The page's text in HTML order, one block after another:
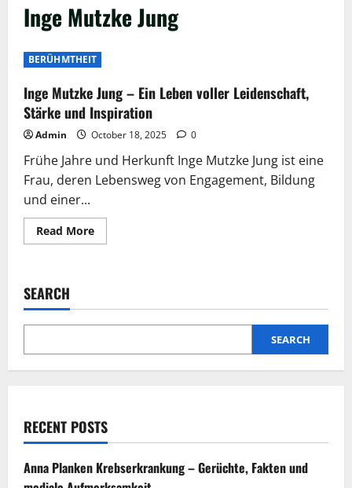
Inge Mutzke Jung
BERÜHMTHEIT
Inge Mutzke Jung – Ein Leben voller Leidenschaft,
Stärke und Inspiration
Admin October 18, 2025 0
Frühe Jahre und Herkunft Inge Mutzke Jung ist eine
Frau, deren Lebensweg von Engagement, Bildung
und einer...
Read MoreRead
more
Ein
voller
Stärke
Inspiration
SEARCH
SEARCH
RECENT POSTS
Anna Planken Krebserkrankung – Gerüchte, Fakten und